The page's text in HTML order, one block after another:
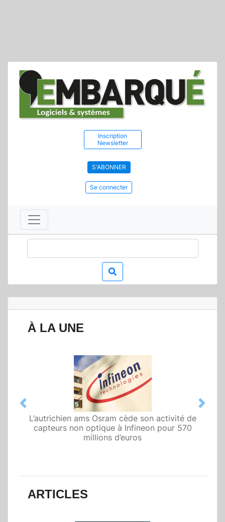
Inscription
Newsletter
S'ABONNER
Se connecter
À LA UNE
L’autrichien ams Osram cède son activité de
capteurs non optique à Infineon pour 570
millions d’euros
Qualcomm met en avant une architecture
fondée sur l’IA physique au service de robots
domestiques et humanoïdes
Previous Next
ARTICLES